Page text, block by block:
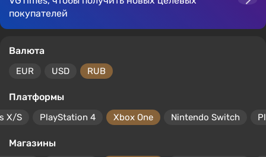
покупателей
Валюта
EUR USD RUB
Платформы
X/S PlayStation 4 Xbox One Nintendo Switch
Магазины